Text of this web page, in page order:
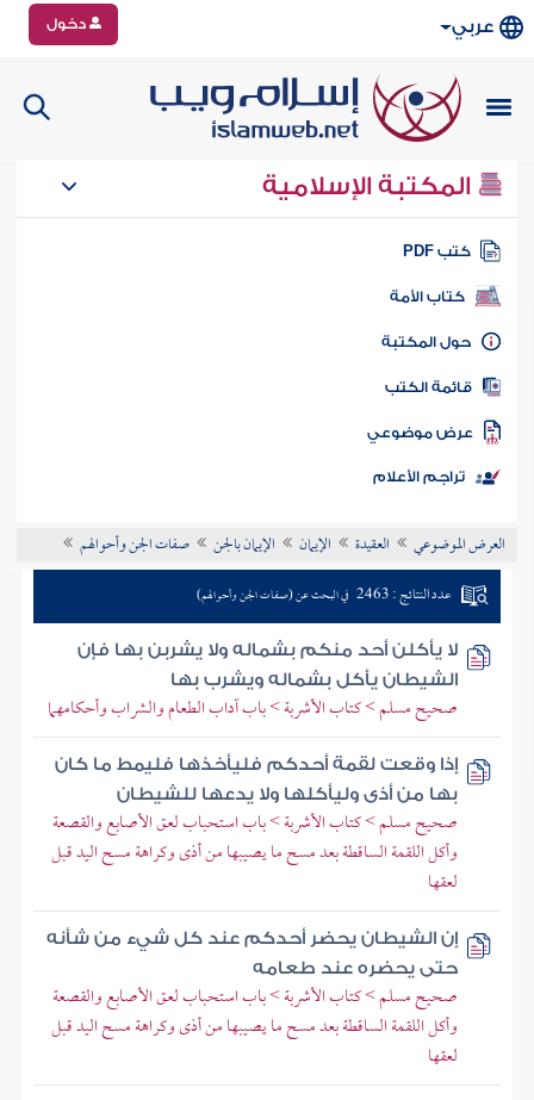
عربي دخول
المكتبة الإسلامية
كتب PDF
كتاب الأمة
المكتبة
الكتب
موضوعي
تراجم الأعلام
العرض الموضوعي العقيدة الإيمان الإيمان بالجن صفات الجن وأحوالهم
عدد النتائج : 2463 في البحث عن (صفات الجن وأحوالهم)
لا يأكلن أحد منكم بشماله ولا يشربن بها فإن
الشيطان يأكل بشماله ويشرب بها
صحيح مسلم > كتاب الأشربة > باب آداب الطعام والشراب وأحكامهما
إذا وقعت لقمة أحدكم فليأخذها فليمط ما كان
بها من أذى وليأكلها ولا يدعها للشيطان
صحيح مسلم > كتاب الأشربة > باب استحباب لعق الأصابع والقصعة
وأكل اللقمة الساقطة بعد مسح ما يصيبها من أذى وكراهة مسح اليد قبل
لعقها
إن الشيطان يحضر أحدكم عند كل شيء من شأنه
حتى يحضره عند طعامه
صحيح مسلم > كتاب الأشربة > باب استحباب لعق الأصابع والقصعة
وأكل اللقمة الساقطة بعد مسح ما يصيبها من أذى وكراهة مسح اليد قبل
لعقها